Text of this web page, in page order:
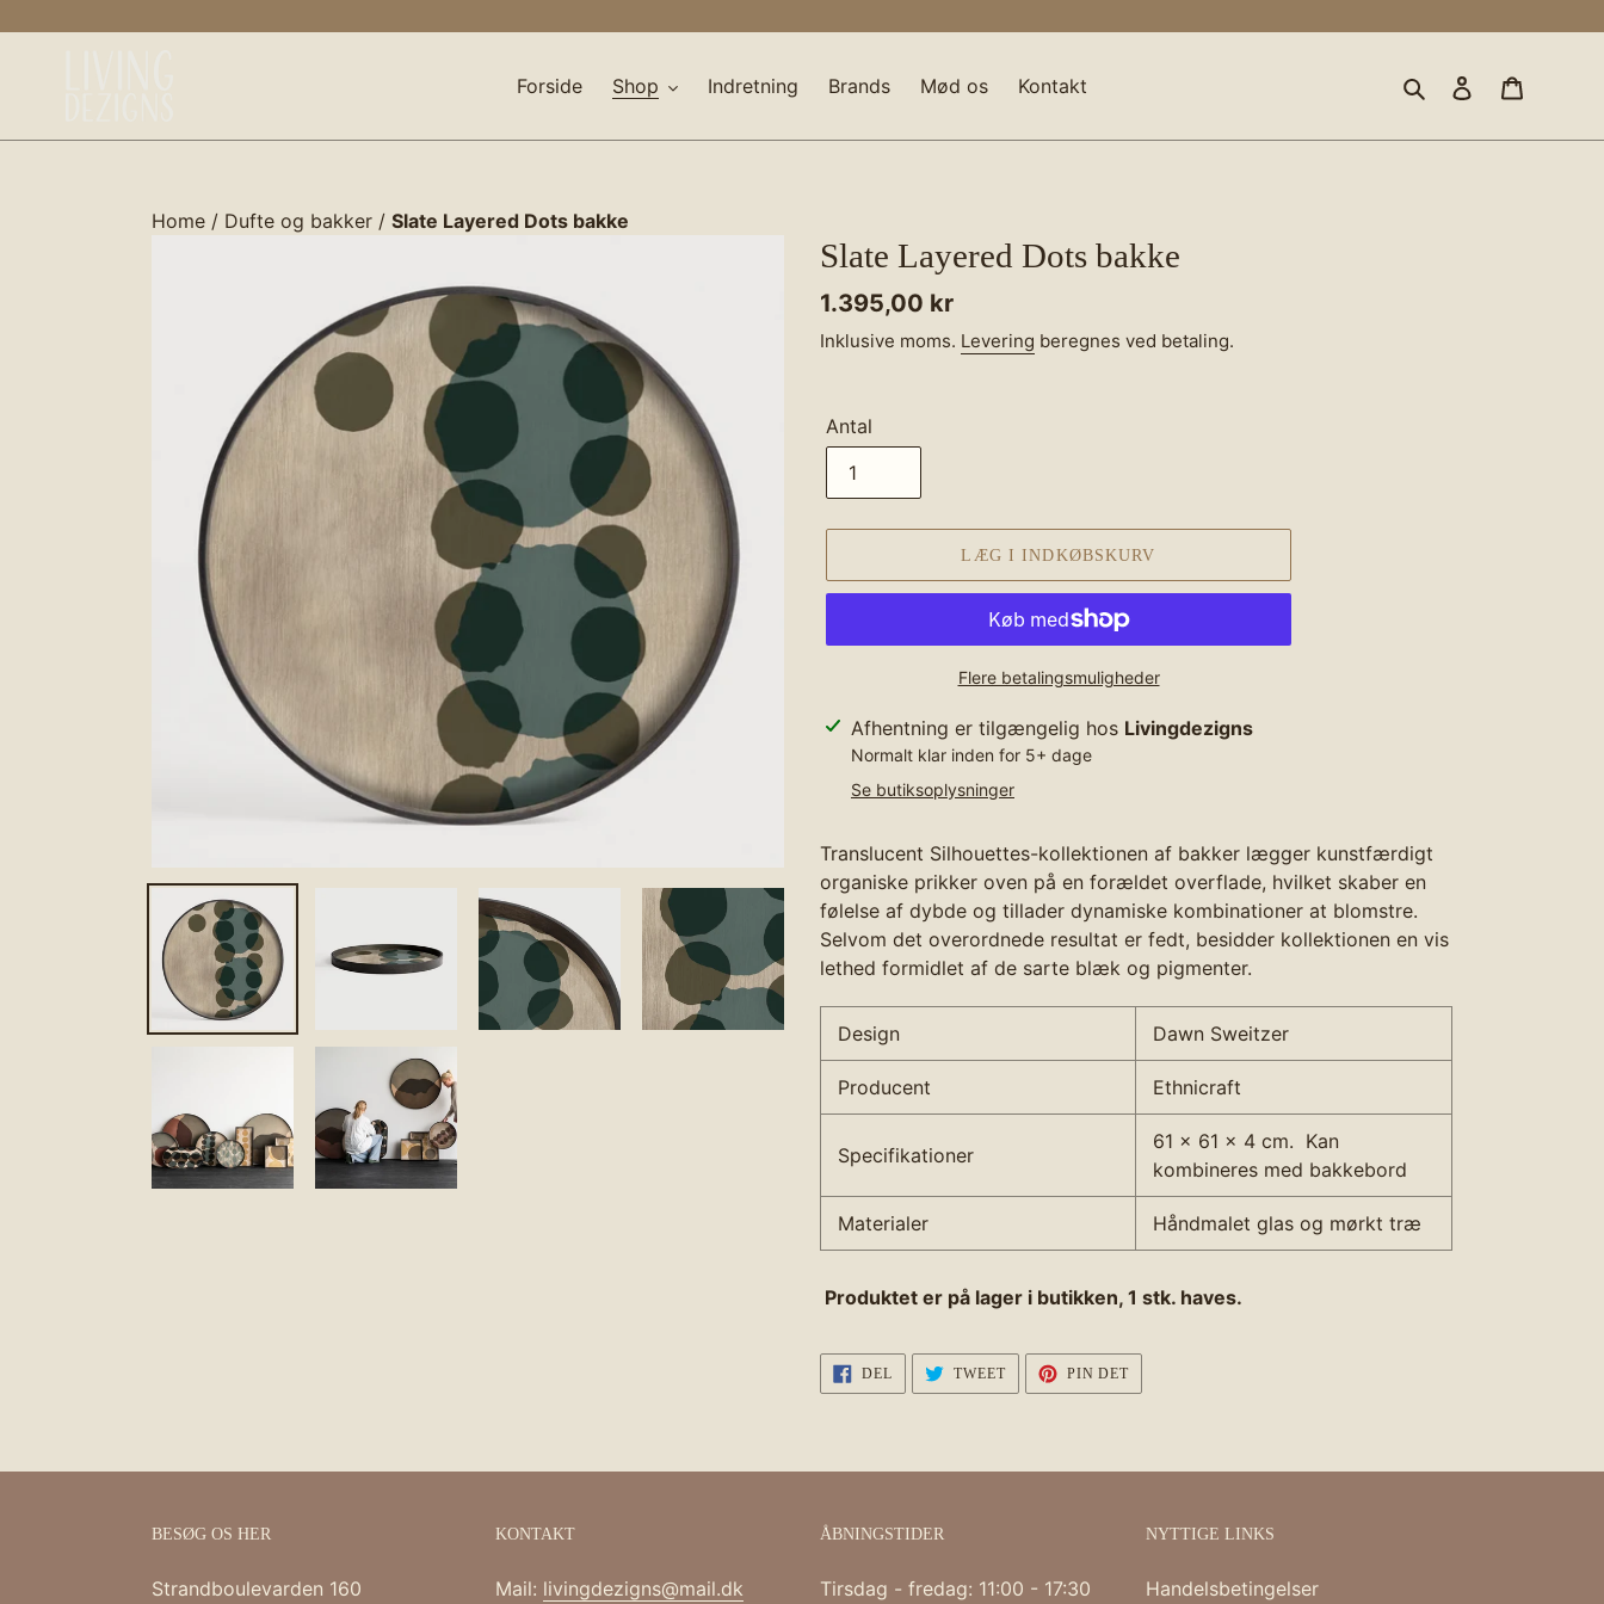
Forside Shop Indretning Brands Mød os Kontakt Søg Log ind
Home / Dufte og bakker / Slate Layered Dots bakke
Slate Layered Dots bakke
Normalpris
1.395,00 kr
Inklusive moms. Levering beregnes ved betaling.
Antal
LÆG I INDKØBSKURV
Flere betalingsmuligheder
Lægger
produkt
indkøbskurv
Afhentning er tilgængelig hos Livingdezigns
Normalt klar inden for 5+ dage
Se butiksoplysninger
Translucent Silhouettes-kollektionen af bakker lægger kunstfærdigt
organiske prikker oven på en forældet overflade, hvilket skaber en
følelse af dybde og tillader dynamiske kombinationer at blomstre.
Selvom det overordnede resultat er fedt, besidder kollektionen en vis
lethed formidlet af de sarte blæk og pigmenter.
Design Dawn Sweitzer
Producent Ethnicraft
Specifikationer
61 x 61 x 4 cm. Kan
kombineres med bakkebord
Materialer Håndmalet glas og mørkt træ
Produktet er på lager i butikken, 1 stk. haves.
DEL
FACEBOOK
TWEETTWEET
TWITTER
PIN DETPIN
PINTEREST
BESØG OS HER
Strandboulevarden 160
KONTAKT
Mail: livingdezigns@mail.dk
ÅBNINGSTIDER
Tirsdag - fredag: 11:00 - 17:30
NYTTIGE LINKS
Handelsbetingelser